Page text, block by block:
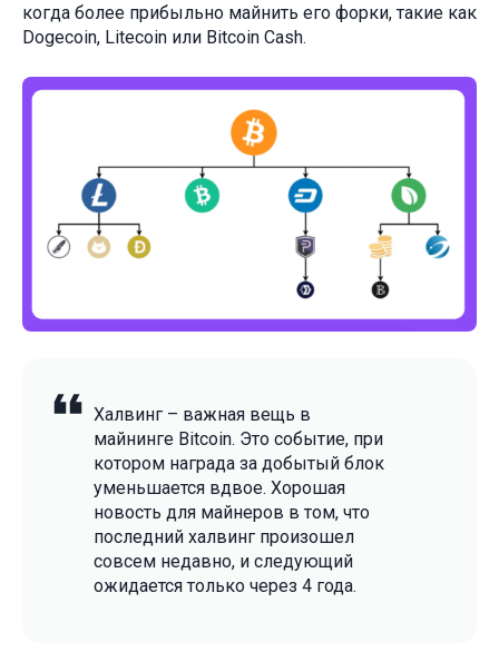
когда более прибыльно майнить его форки, такие как
Dogecoin, Litecoin или Bitcoin Cash.
Халвинг – важная вещь в
майнинге Bitcoin. Это событие, при
котором награда за добытый блок
уменьшается вдвое. Хорошая
новость для майнеров в том, что
последний халвинг произошел
совсем недавно, и следующий
ожидается только через 4 года.